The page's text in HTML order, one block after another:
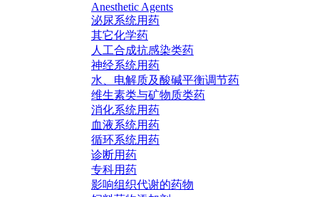
Anesthetic Agents
泌尿系统用药
其它化学药
人工合成抗感染类药
神经系统用药
水、电解质及酸碱平衡调节药
维生素类与矿物质类药
消化系统用药
血液系统用药
循环系统用药
诊断用药
专科用药
影响组织代谢的药物